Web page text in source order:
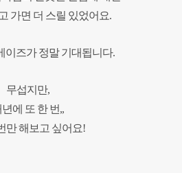
가면 더 스릴 있었어요.
이즈가 정말 기대됩니다.
무섭지만,
년에 또 한 번,,
만 해보고 싶어요!